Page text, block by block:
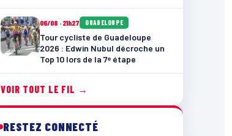
06/08 · 21h27 GUADELOUPE
Tour cycliste de Guadeloupe
2026 : Edwin Nubul décroche un
Top 10 lors de la 7ᵉ étape
VOIR TOUT LE FIL →
RESTEZ CONNECTÉ